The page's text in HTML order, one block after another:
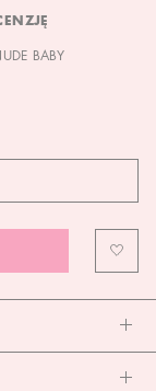
BABY